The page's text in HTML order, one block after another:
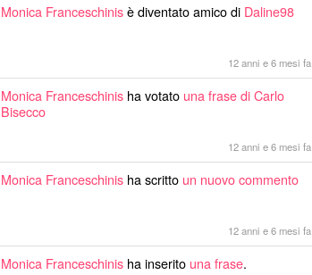
Monica Franceschinisè diventato amico di Daline98
12 anni e 6 mesi fa
Monica Franceschinis ha votato una frase di Carlo
Bisecco
12 anni e 6 mesi fa
Monica Franceschinis ha scritto un nuovo commento
12 anni e 6 mesi fa
Monica Franceschinis ha inserito una frase.